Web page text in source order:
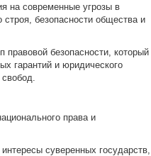
на современные угрозы в
строя, безопасности общества и
безопасности, который
гарантий и юридического
права и
суверенных государств,